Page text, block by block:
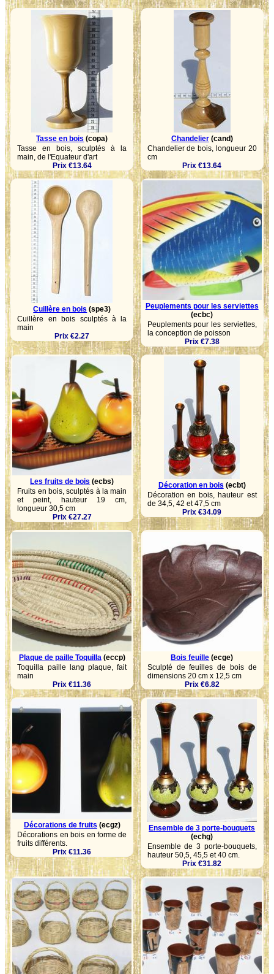
Tasse en bois (copa)
Tasse en bois, sculptés à la
main, de l'Equateur d'art
Prix €13.64
Chandelier(cand)
Chandelier de bois, longueur 20
cm
Prix €13.64
Cuillère en bois (spe3)
Cuillère en bois sculptés à la
main
Prix €2.27
Peuplements pour les serviettes
(ecbc)
Peuplements pour les serviettes,
la conception de poisson
Prix €7.38
Les fruits de bois (ecbs)
Fruits en bois, sculptés à la main
et peint, hauteur 19 cm,
longueur 30,5 cm
Prix €27.27
Décoration en bois (ecbt)
Décoration en bois, hauteur est
de 34,5, 42 et 47,5 cm
Prix €34.09
Plaque de paille Toquilla(eccp)
Toquilla paille lang plaque, fait
main
Prix €11.36
Bois feuille (ecge)
Sculpté de feuilles de bois de
dimensions 20 cm x 12,5 cm
Prix €6.82
Décorations de fruits (ecgz)
Décorations en bois en forme de
fruits différents.
Prix €11.36
Ensemble de 3 porte-bouquets
(echg)
Ensemble de 3 porte-bouquets,
hauteur 50,5, 45,5 et 40 cm.
Prix €31.82